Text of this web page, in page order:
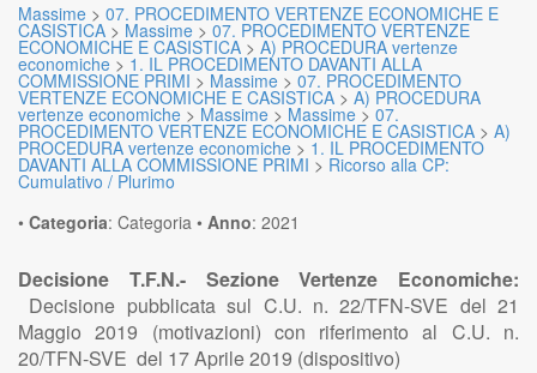
Massime > 07. PROCEDIMENTO VERTENZE ECONOMICHE E
CASISTICA > Massime > 07. PROCEDIMENTO VERTENZE
ECONOMICHE E CASISTICA > A) PROCEDURA vertenze
economiche > 1. IL PROCEDIMENTO DAVANTI ALLA
COMMISSIONE PRIMI > Massime > 07. PROCEDIMENTO
VERTENZE ECONOMICHE E CASISTICA > A) PROCEDURA
vertenze economiche > Massime > Massime > 07.
PROCEDIMENTO VERTENZE ECONOMICHE E CASISTICA > A)
PROCEDURA vertenze economiche > 1. IL PROCEDIMENTO
DAVANTI ALLA COMMISSIONE PRIMI > Ricorso alla CP:
Cumulativo / Plurimo
• Categoria: Categoria • Anno: 2021
Decisione T.F.N.- Sezione Vertenze Economiche:
Decisione pubblicata sul C.U. n. 22/TFN-SVE del 21
Maggio 2019 (motivazioni) con riferimento al C.U. n.
20/TFN-SVE del 17 Aprile 2019 (dispositivo)